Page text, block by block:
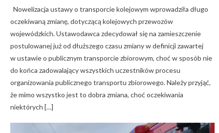
Nowelizacja ustawy o transporcie kolejowym wprowadziła długo
oczekiwaną zmianę, dotyczącą kolejowych przewozów
wojewódzkich. Ustawodawca zdecydował się na zamieszczenie
postulowanej już od dłuższego czasu zmiany w definicji zawartej
w ustawie o publicznym transporcie zbiorowym, choć w sposób nie
do końca zadowalający wszystkich uczestników procesu
organizowania publicznego transportu zbiorowego. Należy przyjąć,
że mimo wszystko jest to dobra zmiana, choć oczekiwania
niektórych […]